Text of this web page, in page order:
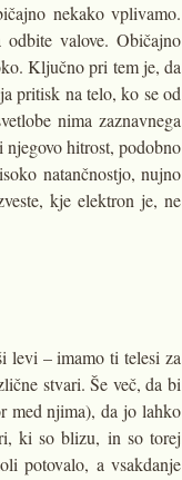
nekako vplivamo.
valove. Običajno
Ključno pri tem je, da
pritisk na telo, ko se od
nima zaznavnega
hitrost, podobno
natančnostjo, nujno
kje elektron je, ne
levi – imamo ti telesi za
stvari. Še več, da bi
med njima), da jo lahko
ki so blizu, in so torej
potovalo, a vsakdanje